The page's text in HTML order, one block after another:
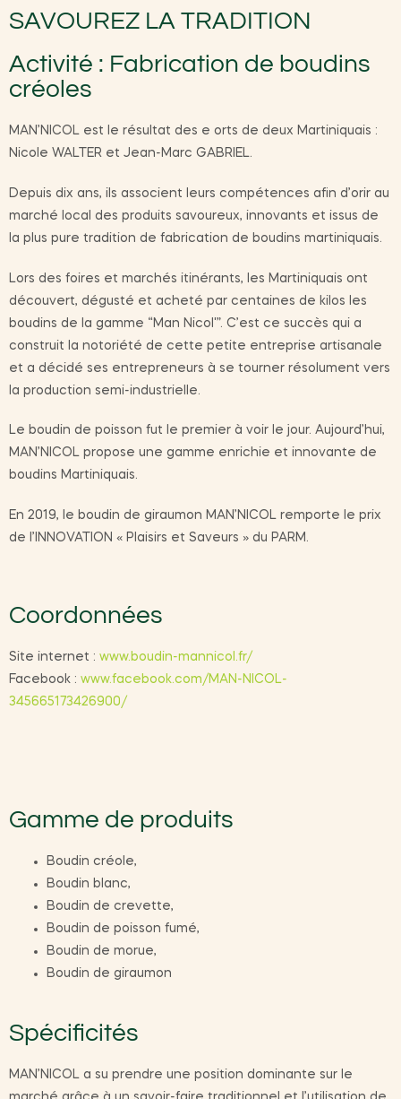
SAVOUREZ LA TRADITION
Activité : Fabrication de boudins
créoles
MAN’NICOL est le résultat des e orts de deux Martiniquais :
Nicole WALTER et Jean-Marc GABRIEL.
Depuis dix ans, ils associent leurs compétences afin d’orir au
marché local des produits savoureux, innovants et issus de
la plus pure tradition de fabrication de boudins martiniquais.
Lors des foires et marchés itinérants, les Martiniquais ont
découvert, dégusté et acheté par centaines de kilos les
boudins de la gamme “Man Nicol'”. C’est ce succès qui a
construit la notoriété de cette petite entreprise artisanale
et a décidé ses entrepreneurs à se tourner résolument vers
la production semi-industrielle.
Le boudin de poisson fut le premier à voir le jour. Aujourd’hui,
MAN’NICOL propose une gamme enrichie et innovante de
boudins Martiniquais.
En 2019, le boudin de giraumon MAN’NICOL remporte le prix
de l’INNOVATION « Plaisirs et Saveurs » du PARM.
Coordonnées
Site internet : www.boudin-mannicol.fr/
Facebook : www.facebook.com/MAN-NICOL-
345665173426900/
Gamme de produits
Boudin créole,
Boudin blanc,
Boudin de crevette,
Boudin de poisson fumé,
Boudin de morue,
Boudin de giraumon
Spécificités
MAN’NICOL a su prendre une position dominante sur le